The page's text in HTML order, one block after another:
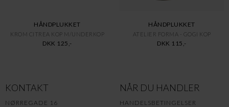
HÅNDPLUKKET
KROM CITREA KOP M/UNDERKOP
DKK 125,-
HÅNDPLUKKET
ATELIER FORMA - GOGI KOP
DKK 115,-
KONTAKT
NØRREGADE 16
NÅR DU HANDLER
HANDELSBETINGELSER